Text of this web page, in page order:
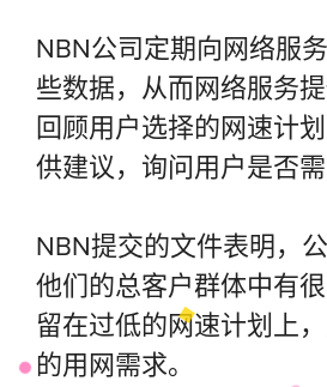
NBN公司定期向网络服
些数据，从而网络服务
回顾用户选择的网速计
供建议，询问用户是否需
NBN提交的文件表明，
他们的总客户群体中有
留在过低的网速计划上
的用网需求。